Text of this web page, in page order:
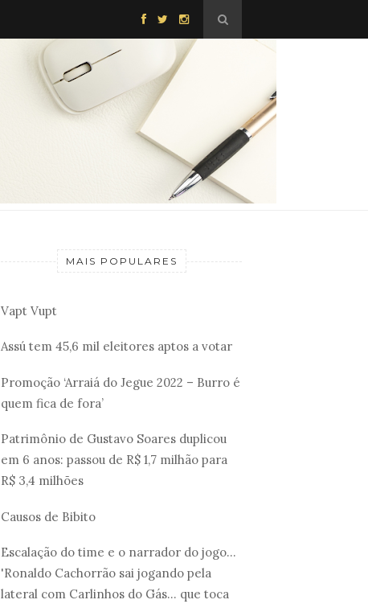
MAIS POPULARES
Vapt Vupt
Assú tem 45,6 mil eleitores aptos a votar
Promoção ‘Arraiá do Jegue 2022 – Burro é
quem fica de fora’
Patrimônio de Gustavo Soares duplicou
em 6 anos: passou de R$ 1,7 milhão para
R$ 3,4 milhões
Causos de Bibito
Escalação do time e o narrador do jogo...
'Ronaldo Cachorrão sai jogando pela
lateral com Carlinhos do Gás... que toca